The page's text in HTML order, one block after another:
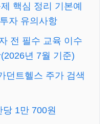
핵심 정리 기본예
자 유의사항
전 필수 교육 이수
년 7월 기준)
던트헬스 주가 검색
1만 700원